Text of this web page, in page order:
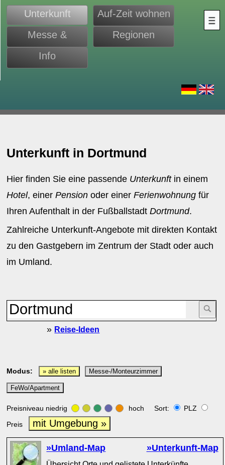
Unterkunft
Auf-Zeit wohnen
Messe &
Monteure
Regionen
Info
Unterkunft in Dortmund
Hier finden Sie eine passende Unterkunftin einem
Hotel, einerPension oder einerFerienwohnung für
Ihren Aufenthalt in der FußballstadtDortmund.
Zahlreiche Unterkunft-Angebote mit direkten Kontakt
zu den Gastgebern im Zentrum der Stadt oder auch
im Umland.
» Reise-Ideen
Modus: » alle listen Messe-/Monteurzimmer
FeWo/Apartment
Preisniveau niedrig hoch Sort:
PLZ
Preis
mit Umgebung »
»Umland-Map »Unterkunft-Map